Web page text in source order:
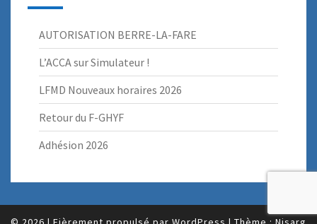
AUTORISATION BERRE-LA-FARE
L’ACCA sur Simulateur !
LFMD Nouveaux horaires 2026
Retour du F-GHYF
Adhésion 2026